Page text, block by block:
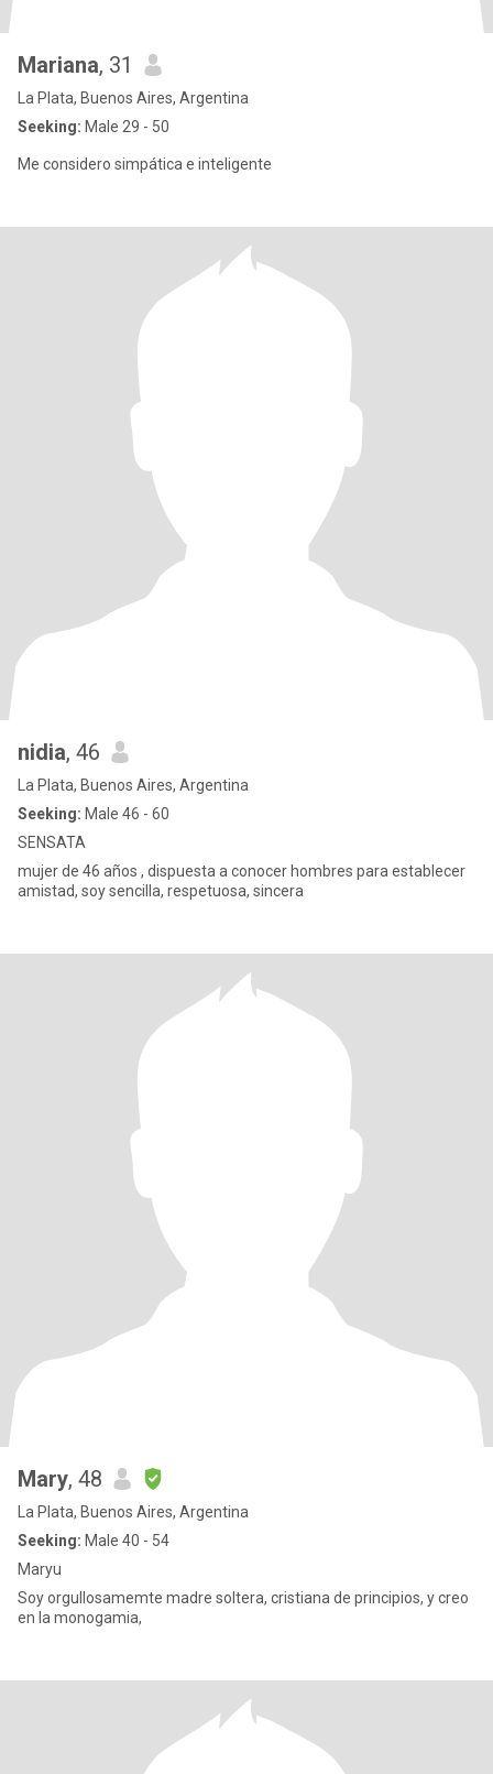
Mariana, 31
La Plata, Buenos Aires, Argentina
Seeking: Male 29 - 50
Me considero simpática e inteligente
nidia, 46
La Plata, Buenos Aires, Argentina
Seeking: Male 46 - 60
SENSATA
mujer de 46 años , dispuesta a conocer hombres para establecer
amistad, soy sencilla, respetuosa, sincera
Mary, 48
La Plata, Buenos Aires, Argentina
Seeking: Male 40 - 54
Maryu
Soy orgullosamemte madre soltera, cristiana de principios, y creo
en la monogamia,